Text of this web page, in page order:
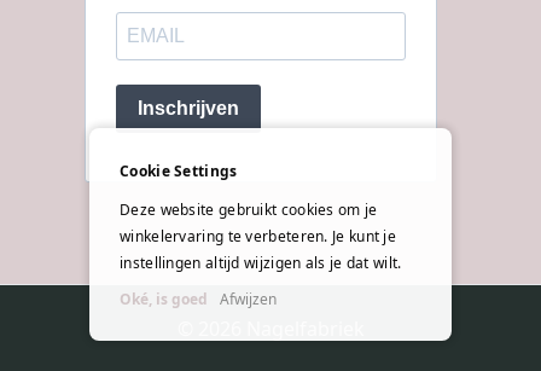
Inschrijven
Cookie Settings
Deze website gebruikt cookies om je
winkelervaring te verbeteren. Je kunt je
instellingen altijd wijzigen als je dat wilt.
Oké, is goed
Afwijzen